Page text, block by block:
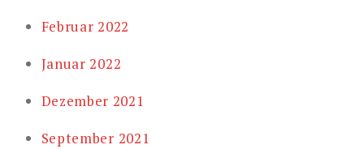
Februar 2022
Januar 2022
Dezember 2021
September 2021